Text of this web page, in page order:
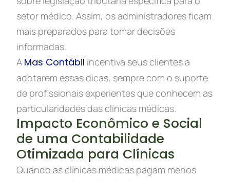
setor médico. Assim, os administradores ficam
mais preparados para tomar decisões
informadas.
A Mas Contábil incentiva seus clientes a
adotarem essas dicas, sempre com o suporte
de profissionais experientes que conhecem as
particularidades das clínicas médicas.
Impacto Econômico e Social
de uma Contabilidade
Otimizada para Clínicas
Quando as clínicas médicas pagam menos